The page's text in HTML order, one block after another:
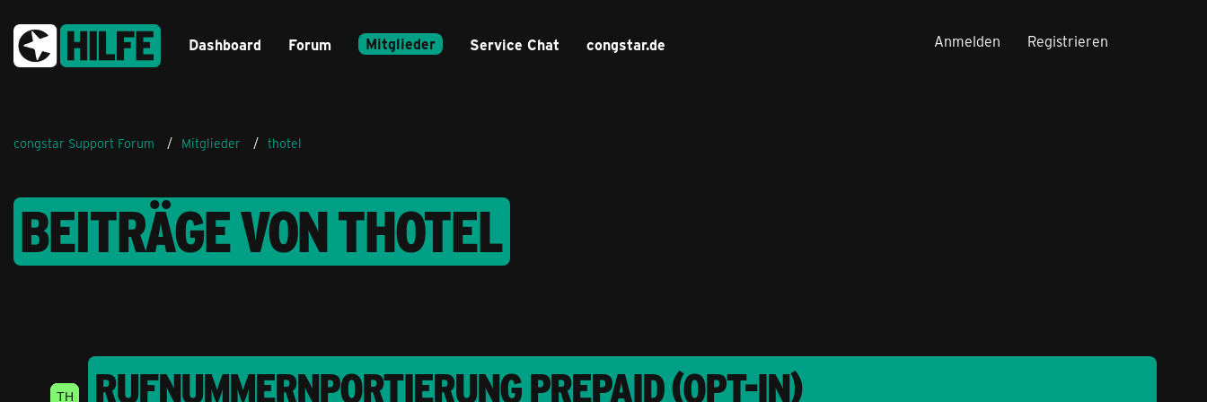
Dashboard Forum Mitglieder Service Chat congstar.de Anmelden Registrieren
congstar Support Forum Mitglieder thotel
BEITRÄGE VON THOTEL
RUFNUMMERNPORTIERUNG PREPAID (OPT-IN)